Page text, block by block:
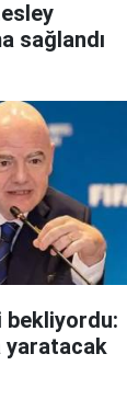
sağlandı
yaratacak